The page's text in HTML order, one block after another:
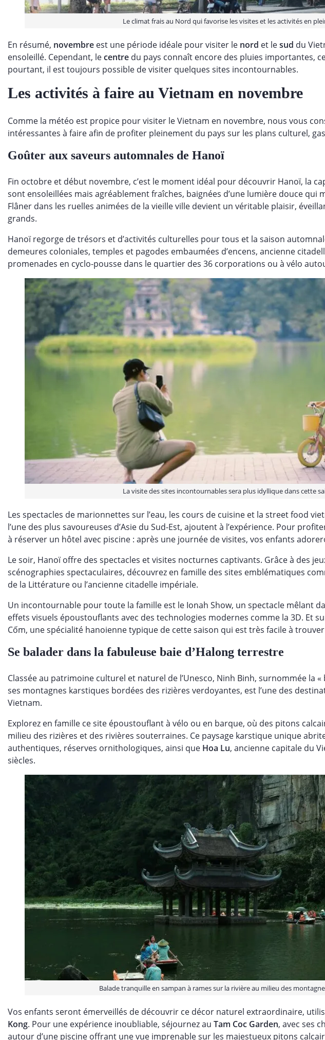
Le climat frais au Nord qui favorise les visites et les activités en
En résumé, novembre est une période idéale pour visiter le nord et lesud du
ensoleillé. Cependant, lecentre du pays connaît encore des pluies importantes,
pourtant, il est toujours possible de visiter quelques sites incontournables.
Les activités à faire au Vietnam en novembre
Comme la météo est propice pour visiter le Vietnam en novembre, nous vous
intéressantes à faire afin de profiter pleinement du pays sur les plans culturel,
Goûter aux saveurs automnales de Hanoï
Fin octobre et début novembre, c’est le moment idéal pour découvrir Hanoï, la
sont ensoleillées mais agréablement fraîches, baignées d’une lumière douce qui
Flâner dans les ruelles animées de la vieille ville devient un véritable plaisir,
grands.
Hanoï regorge de trésors et d’activités culturelles pour tous et la saison
demeures coloniales, temples et pagodes embaumées d’encens, ancienne
promenades en cyclo-pousse dans le quartier des 36 corporations ou à vélo
La visite des sites incontournables sera plus idyllique dans cette
Les spectacles de marionnettes sur l’eau, les cours de cuisine et la street food
l’une des plus savoureuses d’Asie du Sud-Est, ajoutent à l’expérience. Pour
à réserver un hôtel avec piscine : après une journée de visites, vos enfants
Le soir, Hanoï offre des spectacles et visites nocturnes captivants. Grâce à des
scénographies spectaculaires, découvrez en famille des sites emblématiques
de la Littérature ou l’ancienne citadelle impériale.
Un incontournable pour toute la famille est le Ionah Show, un spectacle mêlant
effets visuels époustouflants avec des technologies modernes comme la 3D. Et
Cốm, une spécialité hanoienne typique de cette saison qui est très facile à
Se balader dans la fabuleuse baie d’Halong terrestre
Classée au patrimoine culturel et naturel de l’Unesco, Ninh Binh, surnommée la «
ses montagnes karstiques bordées des rizières verdoyantes, est l’une des
Vietnam.
Explorez en famille ce site époustouflant à vélo ou en barque, où des pitons
milieu des rizières et des rivières souterraines. Ce paysage karstique unique
authentiques, réserves ornithologiques, ainsi que Hoa Lu, ancienne capitale du
siècles.
Balade tranquille en sampan à rames sur la rivière au milieu des
Vos enfants seront émerveillés de découvrir ce décor naturel extraordinaire,
Kong. Pour une expérience inoubliable, séjournez au Tam Coc Garden, avec ses
autour d’une piscine offrant une vue imprenable sur les majestueux pitons